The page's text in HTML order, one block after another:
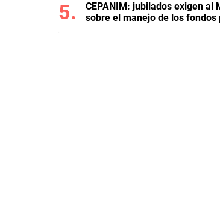
CEPANIM: jubilados exigen al
sobre el manejo de los fondos